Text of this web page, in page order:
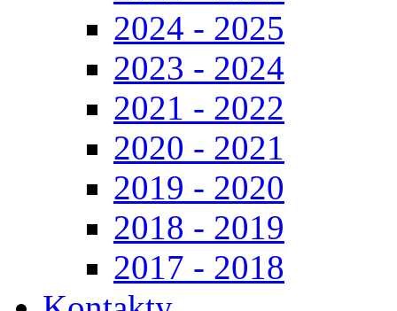
2024 - 2025
2023 - 2024
2021 - 2022
2020 - 2021
2019 - 2020
2018 - 2019
2017 - 2018